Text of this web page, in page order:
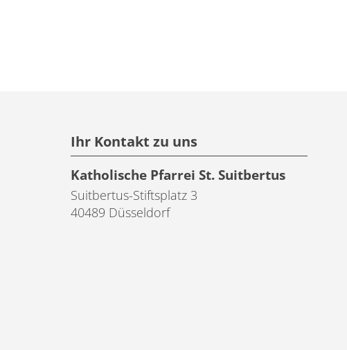
Ihr Kontakt zu uns
Katholische Pfarrei St. Suitbertus
Suitbertus-Stiftsplatz 3
40489 Düsseldorf